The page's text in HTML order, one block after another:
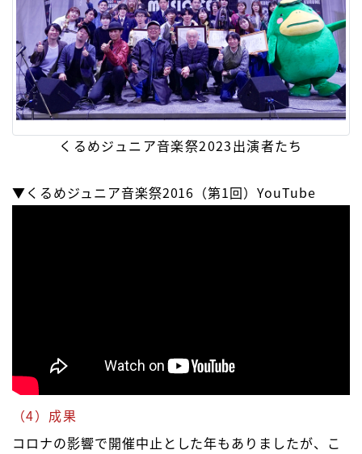
くるめジュニア音楽祭2023出演者たち
▼くるめジュニア音楽祭2016（第1回）YouTube
（4）成果
コロナの影響で開催中止とした年もありましたが、こ